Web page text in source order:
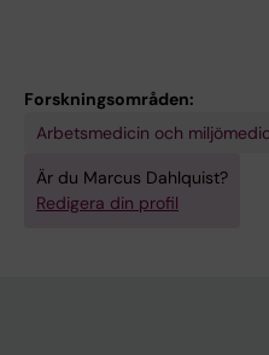
Forskningsområden:
Arbetsmedicin och
Är du Marcus Dahlquist?
Redigera din profil